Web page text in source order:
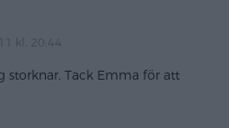
kl. 20:44
storknar. Tack Emma för att